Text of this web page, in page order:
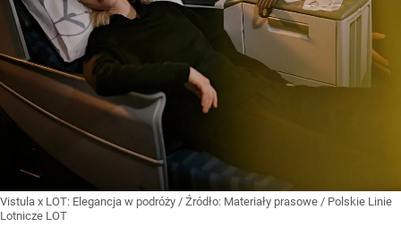
Vistula x LOT: Elegancja w podróży / Źródło: Materiały prasowe / Polskie Linie
Lotnicze LOT